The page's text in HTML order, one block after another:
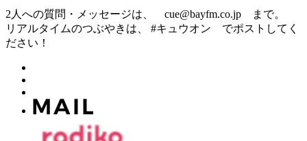
2人への質問・メッセージは、 cue@bayfm.co.jp まで。
リアルタイムのつぶやきは、 #キュウオン でポストしてく
ださい！